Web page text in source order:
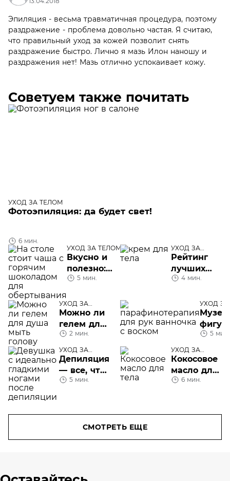
Эпиляция - весьма травматичная процедура, поэтому
раздражение - проблема довольно частая. Я считаю,
что правильный уход за кожей позволит снять
раздражение быстро. Лично я мазь Илон наношу и
раздражения нет! Мазь отлично успокаивает кожу.
Советуем также почитать
УХОД ЗА ТЕЛОМ
Фотоэпиляция: да будет свет!
6 мин.
УХОД ЗА ТЕЛОМ
Вкусно и
полезно:
шоколадное
5 мин.
УХОД ЗА
ТЕЛОМ
Рейтинг
лучших
кремов
4 мин.
УХОД ЗА
ТЕЛОМ
Можно ли
гелем для
душа мыть
голову
2 мин.
УХОД
Музей
5 мин.
УХОД ЗА
ТЕЛОМ
Депиляция
— все, что
надо знать
5 мин.
УХОД ЗА
ТЕЛОМ
Кокосовое
масло для
тела6 мин.
СМОТРЕТЬ ЕЩЕ